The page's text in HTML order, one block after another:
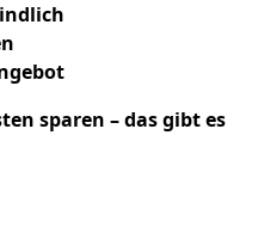
sparen – das gibt es